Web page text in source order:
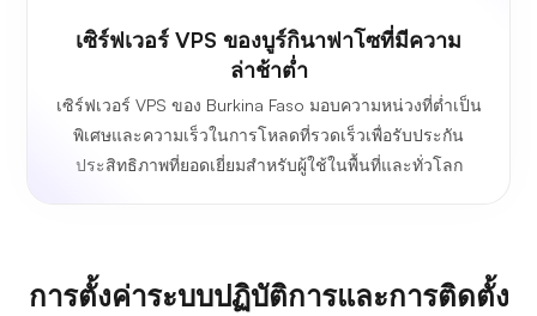
เซิร์ฟเวอร์ VPS ของบูร์กินาฟาโซที่มีความ
ล่าช้าต่ำ
เซิร์ฟเวอร์ VPS ของ Burkina Faso มอบความหน่วงที่ต่ำเป็น
พิเศษและความเร็วในการโหลดที่รวดเร็วเพื่อรับประกัน
ประสิทธิภาพที่ยอดเยี่ยมสำหรับผู้ใช้ในพื้นที่และทั่วโลก
การตั้งค่าระบบปฏิบัติการและการติดตั้ง